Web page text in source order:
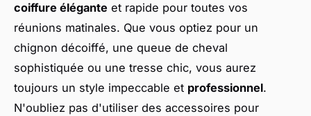
coiffure élégante et rapide pour toutes vos
réunions matinales. Que vous optiez pour un
chignon décoiffé, une queue de cheval
sophistiquée ou une tresse chic, vous aurez
toujours un style impeccable et professionnel.
N'oubliez pas d'utiliser des accessoires pour